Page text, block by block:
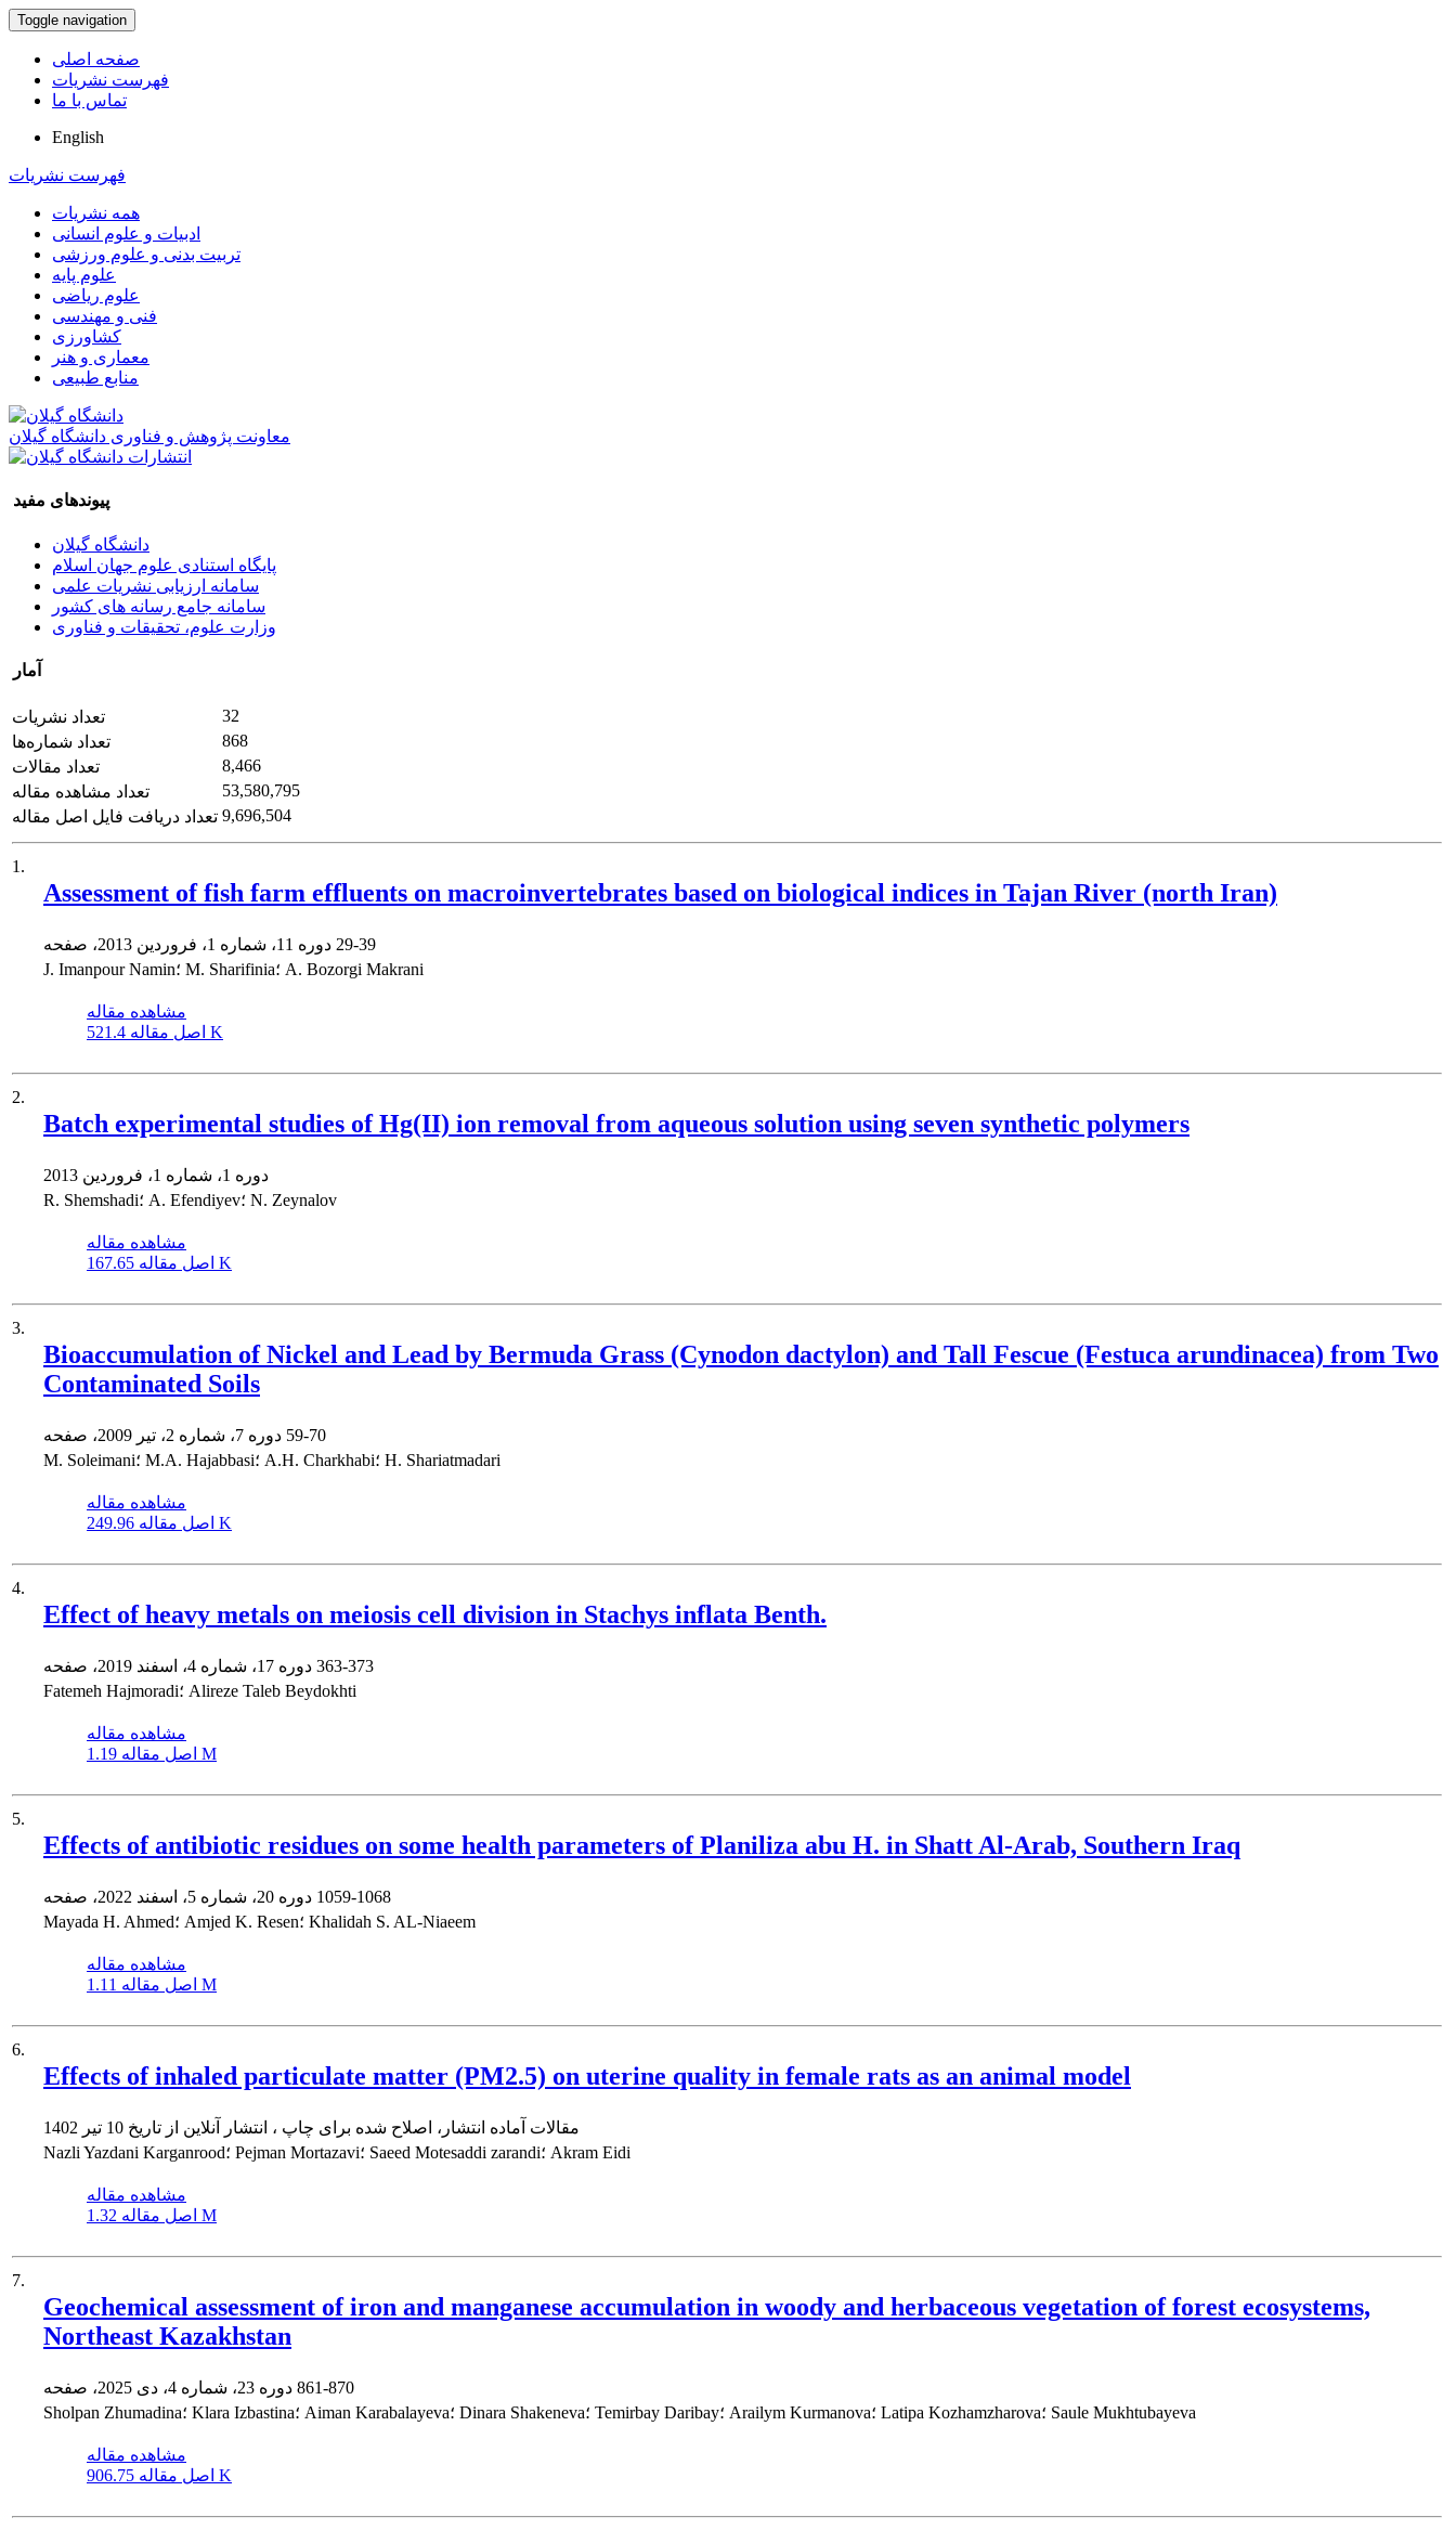
Toggle navigation
صفحه اصلی
فهرست نشریات
تماس با ما
English
فهرست نشریات
همه نشریات
ادبیات و علوم انسانی
تربیت بدنی و علوم ورزشی
علوم پایه
علوم ریاضی
فنی و مهندسی
کشاورزی
معماری و هنر
منابع طبیعی
معاونت پژوهش و فناوری دانشگاه گیلان
پیوندهای مفید
دانشگاه گیلان
پایگاه استنادی علوم جهان اسلام
سامانه ارزیابی نشریات علمی
سامانه جامع رسانه های کشور
وزارت علوم، تحقیقات و فناوری
آمار
تعداد نشریات
32
تعداد شماره‌ها
868
تعداد مقالات
8,466
تعداد مشاهده مقاله
53,580,795
تعداد دریافت فایل اصل مقاله 9,696,504
1.
Assessment of fish farm effluents on macroinvertebrates based on biological indices in Tajan River (north Iran)
29-39
J. Imanpour Namin؛ M. Sharifinia؛ A. Bozorgi Makrani
مشاهده مقاله
اصل مقاله 521.4 K
2.
Batch experimental studies of Hg(II) ion removal from aqueous solution using seven synthetic polymers
دوره 1، شماره 1، فروردین 2013
R. Shemshadi؛ A. Efendiyev؛ N. Zeynalov
مشاهده مقاله
اصل مقاله 167.65 K
3.
Bioaccumulation of Nickel and Lead by Bermuda Grass (Cynodon dactylon) and Tall Fescue (Festuca arundinacea) from Two
Contaminated Soils
59-70
M. Soleimani؛ M.A. Hajabbasi؛ A.H. Charkhabi؛ H. Shariatmadari
مشاهده مقاله
اصل مقاله 249.96 K
4.
Effect of heavy metals on meiosis cell division in Stachys inflata Benth.
363-373
Fatemeh Hajmoradi؛ Alireze Taleb Beydokhti
مشاهده مقاله
اصل مقاله 1.19 M
5.
Effects of antibiotic residues on some health parameters of Planiliza abu H. in Shatt Al-Arab, Southern Iraq
1059-1068
Mayada H. Ahmed؛ Amjed K. Resen؛ Khalidah S. AL-Niaeem
مشاهده مقاله
اصل مقاله 1.11 M
6.
Effects of inhaled particulate matter (PM2.5) on uterine quality in female rats as an animal model
مقالات آماده انتشار، اصلاح شده برای چاپ ، انتشار آنلاین از تاریخ
Nazli Yazdani Karganrood؛ Pejman Mortazavi؛ Saeed Motesaddi zarandi؛ Akram Eidi
مشاهده مقاله
اصل مقاله 1.32 M
7.
Geochemical assessment of iron and manganese accumulation in woody and herbaceous vegetation of forest ecosystems,
Northeast Kazakhstan
861-870
Sholpan Zhumadina؛ Klara Izbastina؛ Aiman Karabalayeva؛ Dinara Shakeneva؛ Temirbay Daribay؛ Arailym Kurmanova؛ Latipa Kozhamzharova؛ Saule Mukhtubayeva
مشاهده مقاله
اصل مقاله 906.75 K